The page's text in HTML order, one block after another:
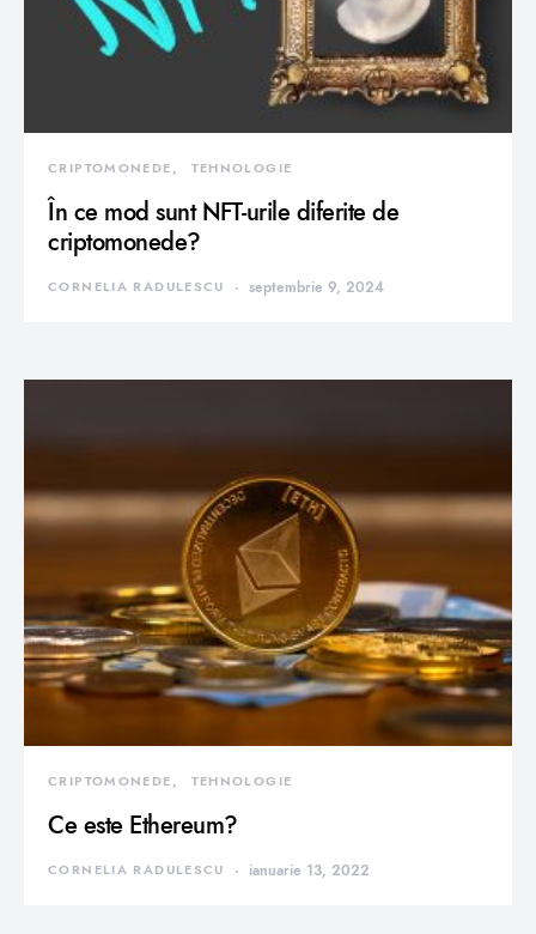
CRIPTOMONEDE TEHNOLOGIE
În ce mod sunt NFT-urile diferite de
criptomonede?
CORNELIA RADULESCU septembrie 9, 2024
CRIPTOMONEDE TEHNOLOGIE
Ce este Ethereum?
CORNELIA RADULESCU ianuarie 13, 2022